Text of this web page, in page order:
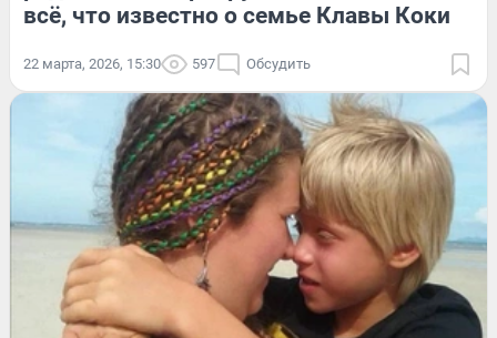
всё, что известно о семье Клавы Коки
22 марта, 2026, 15:30 597 Обсудить